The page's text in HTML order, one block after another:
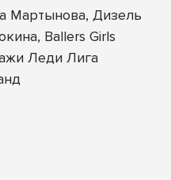
Мартынова, Дизель
Ballers Girls
Леди Лига